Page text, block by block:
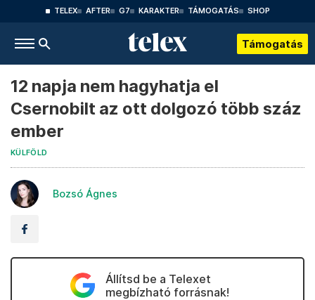
TELEX AFTER G7 KARAKTER TÁMOGATÁS SHOP
Támogatás
12 napja nem hagyhatja el
Csernobilt az ott dolgozó több száz
ember
KÜLFÖLD
Bozsó Ágnes
Állítsd be a Telexet
megbízható forrásnak!